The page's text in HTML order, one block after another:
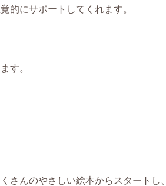
的にサポートしてくれます。
す。
さんのやさしい絵本からスタートし、